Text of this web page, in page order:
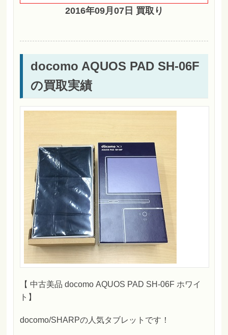
2016年09月07日 買取り
docomo AQUOS PAD SH-06F
の買取実績
【 中古美品 docomo AQUOS PAD SH-06F ホワイ
ト】
docomo/SHARPの人気タブレットです！